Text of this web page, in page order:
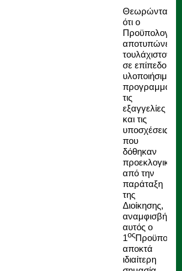
Θεωρώντας
ότι ο
αποτυπώνει,
τουλάχιστον
σε επίπεδο
υλοποιήσιμου
τις
εξαγγελίες
και τις
υποσχέσεις
που
δόθηκαν
προεκλογικά
από την
παράταξη
της
Διοίκησης,
αυτός ο
1ος
αποκτά
ιδιαίτερη